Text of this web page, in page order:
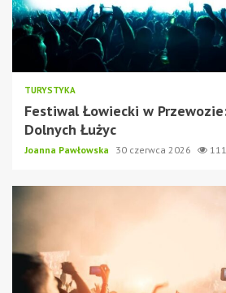
TURYSTYKA
Festiwal Łowiecki w
Dolnych Łużyc
Joanna Pawłowska 30 czerwca 2026 111